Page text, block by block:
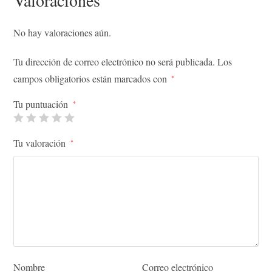
No hay valoraciones aún.
Tu dirección de correo electrónico no será publicada. Los
campos obligatorios están marcados con
*
Tu puntuación *
Tu valoración *
Nombre Correo electrónico